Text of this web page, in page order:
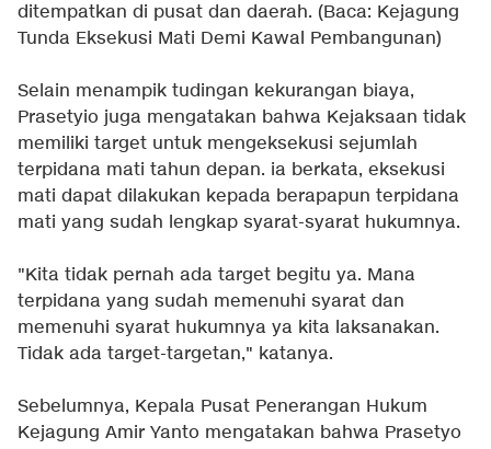
ditempatkan di pusat dan daerah. (Baca: Kejagung
Tunda Eksekusi Mati Demi Kawal Pembangunan)
Selain menampik tudingan kekurangan biaya,
Prasetyio juga mengatakan bahwa Kejaksaan tidak
memiliki target untuk mengeksekusi sejumlah
terpidana mati tahun depan. ia berkata, eksekusi
mati dapat dilakukan kepada berapapun terpidana
mati yang sudah lengkap syarat-syarat hukumnya.
"Kita tidak pernah ada target begitu ya. Mana
terpidana yang sudah memenuhi syarat dan
memenuhi syarat hukumnya ya kita laksanakan.
Tidak ada target-targetan," katanya.
Sebelumnya, Kepala Pusat Penerangan Hukum
Kejagung Amir Yanto mengatakan bahwa Prasetyo